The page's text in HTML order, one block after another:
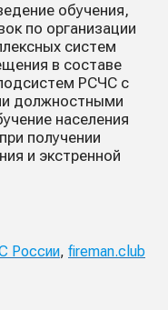
обучения,
по организации
систем
в составе
РСЧС с
должностными
населения
получении
и экстренной
России, fireman.club